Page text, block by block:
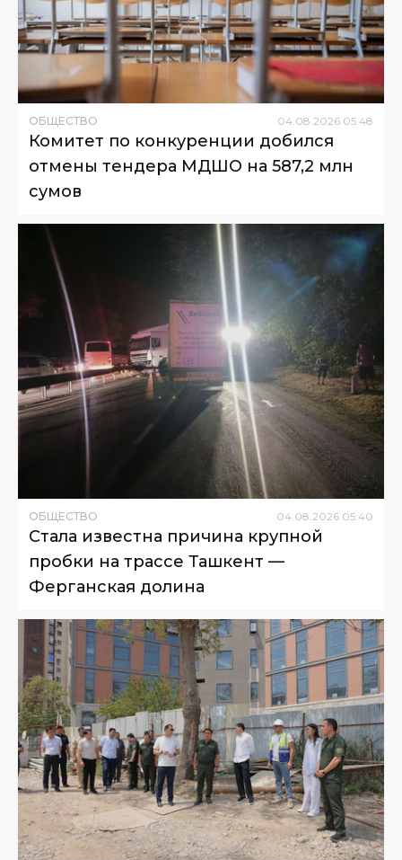
ОБЩЕСТВО 04 08 2026 05:48
Комитет по конкуренции добился
отмены тендера МДШО на 587,2 млн
сумов
ОБЩЕСТВО 04 08 2026 05:40
Стала известна причина крупной
пробки на трассе Ташкент —
Ферганская долина